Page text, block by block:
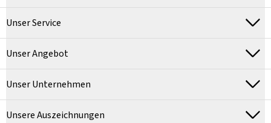
Unser Service
Unser Angebot
Unser Unternehmen
Unsere Auszeichnungen